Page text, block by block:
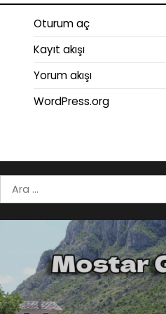
Oturum aç
Kayıt akışı
Yorum akışı
WordPress.org
Arama: